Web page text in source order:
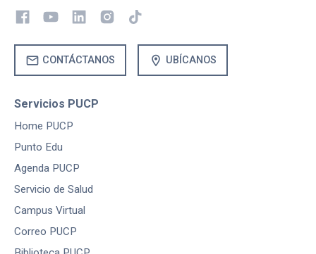
mail CONTÁCTANOS location_on UBÍCANOS
Servicios PUCP
Home PUCP
Punto Edu
Agenda PUCP
Servicio de Salud
Campus Virtual
Correo PUCP